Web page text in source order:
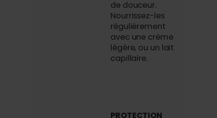
de douceur.
Nourrissez-les
régulièrement
avec une crème
légère, ou un lait
capillaire.
PROTECTION